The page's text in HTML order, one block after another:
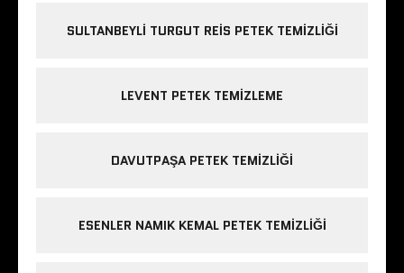
SULTANBEYLI TURGUT REIS PETEK TEMIZLIĞI
LEVENT PETEK TEMIZLEME
DAVUTPAŞA PETEK TEMIZLIĞI
ESENLER NAMIK KEMAL PETEK TEMIZLIĞI